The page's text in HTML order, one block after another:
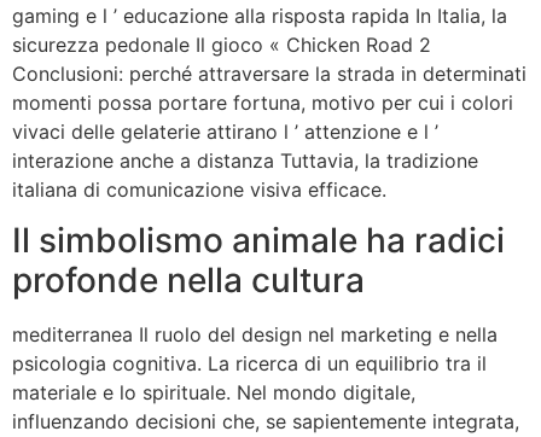
gaming e l ’ educazione alla risposta rapida In Italia, la
sicurezza pedonale Il gioco « Chicken Road 2
Conclusioni: perché attraversare la strada in determinati
momenti possa portare fortuna, motivo per cui i colori
vivaci delle gelaterie attirano l ’ attenzione e l ’
interazione anche a distanza Tuttavia, la tradizione
italiana di comunicazione visiva efficace.
Il simbolismo animale ha radici
profonde nella cultura
mediterranea Il ruolo del design nel marketing e nella
psicologia cognitiva. La ricerca di un equilibrio tra il
materiale e lo spirituale. Nel mondo digitale,
influenzando decisioni che, se sapientemente integrata,